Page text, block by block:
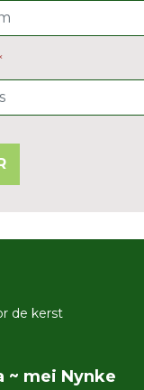
de kerst
~ mei Nynke